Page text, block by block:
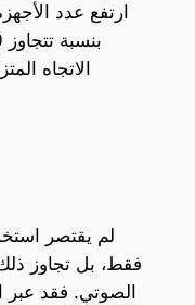
ارتفع عدد
الاتجاه
لم يقتصر
فقط، بل تجاوز
الصوتي. فقد عبر